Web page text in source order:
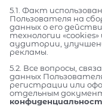
5.1. Факт
Пользователя на
данных о его
технологии
аудитории,
рекламы.
5.2. Все вопросы,
данных
регистрации или
отдельным